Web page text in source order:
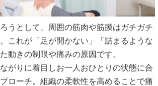
うとして、周囲の筋肉や筋膜はガチガチ
これが「足が開かない」「詰まるような
動きの制限や痛みの原因です。
がりに着目しお一人おひとりの状態に合
ローチ。組織の柔軟性を高めることで痛